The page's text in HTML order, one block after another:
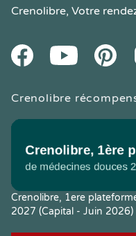
Crenolibre, Votre
FacebookYoutube
Crenolibre
Crenolibre, 1ere
2027 (Capital - Juin 2026)